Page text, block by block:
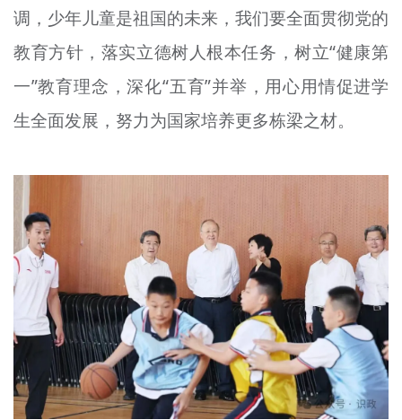
调，少年儿童是祖国的未来，我们要全面贯彻党的
教育方针，落实立德树人根本任务，树立“健康第
一”教育理念，深化“五育”并举，用心用情促进学
生全面发展，努力为国家培养更多栋梁之材。